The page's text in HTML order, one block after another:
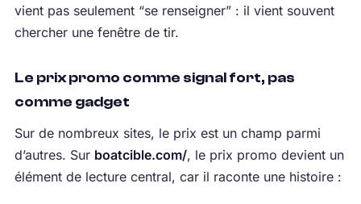
vient pas seulement “se renseigner” : il vient souvent
chercher une fenêtre de tir.
Le prix promo comme signal fort, pas
comme gadget
Sur de nombreux sites, le prix est un champ parmi
d’autres. Sur boatcible.com/, le prix promo devient un
élément de lecture central, car il raconte une histoire :